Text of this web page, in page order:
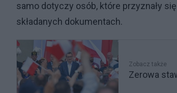
samo dotyczy osób, które przyznały
składanych dokumentach.
Zobacz także
Zerowa